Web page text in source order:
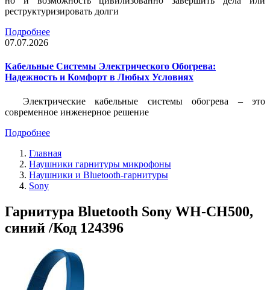
реструктуризировать долги
Подробнее
07.07.2026
Кабельные Системы Электрического Обогрева:
Надежность и Комфорт в Любых Условиях
Электрические кабельные системы обогрева – это
современное инженерное решение
Подробнее
Главная
Наушники гарнитуры микрофоны
Наушники и Bluetooth-гарнитуры
Sony
Гарнитура Bluetooth Sony WH-CH500,
синий /Код 124396